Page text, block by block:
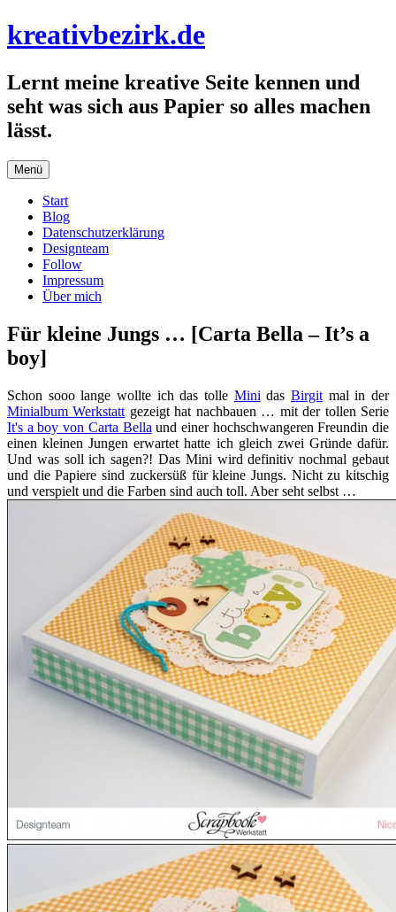
Zum
Inhalt
kreativbezirk.de
Lernt meine kreative Seite kennen und
seht was sich aus Papier so alles machen
lässt.
Menü
Start
Blog
Datenschutzerklärung
Designteam
Follow
Impressum
Über mich
Für kleine Jungs … [Carta Bella – It’s a
boy]
Schon sooo lange wollte ich das tolle Mini dasBirgit mal in der
Minialbum Werkstatt gezeigt hat nachbauen … mit der tollen Serie
It's a boy von Carta Bella und einer hochschwangeren Freundin die
einen kleinen Jungen erwartet hatte ich gleich zwei Gründe dafür.
Und was soll ich sagen?! Das Mini wird definitiv nochmal gebaut
und die Papiere sind zuckersüß für kleine Jungs. Nicht zu kitschig
und verspielt und die Farben sind auch toll. Aber seht selbst …